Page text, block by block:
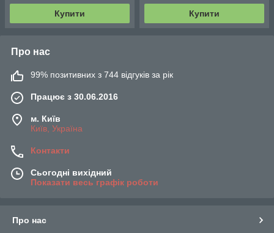
Купити Купити
Про нас
99% позитивних з 744 відгуків за рік
Працює з 30.06.2016
м. Київ
Київ, Україна
Контакти
Сьогодні вихідний
Показати весь графік роботи
Про нас